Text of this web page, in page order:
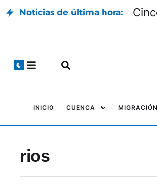
Noticias de última hora:
INICIO CUENCA MIGRACIÓN
rios